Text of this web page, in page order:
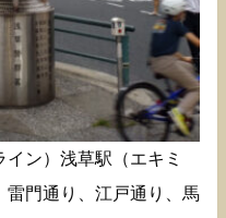
ン）浅草駅（エキミ
雷門通り、江戸通り、馬